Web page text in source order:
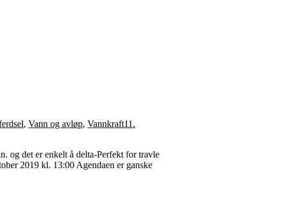
, Vann og avløp, Vannkraft11.
og det er enkelt å delta-Perfekt for travle
2019 kl. 13:00 Agendaen er ganske